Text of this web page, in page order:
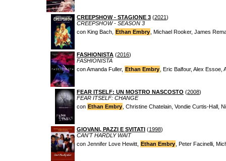
CREEPSHOW - STAGIONE 3 (2021)
CREEPSHOW - SEASON 3
con King Bach, Ethan Embry , Michael Rooker, James
FASHIONISTA (2016)
FASHIONISTA
con Amanda Fuller, Ethan Embry , Eric Balfour, Alex Essoe,
FEAR ITSELF: UN MOSTRO NASCOSTO (2008)
FEAR ITSELF: CHANGE
con Ethan Embry , Christine Chatelain, Vondie Curtis-Hall,
GIOVANI, PAZZI E SVITATI (1998)
CAN'T HARDLY WAIT
con Jennifer Love Hewitt, Ethan Embry , Peter Facinelli,